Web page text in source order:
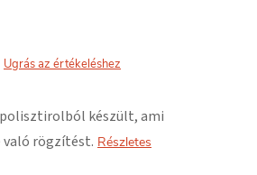
Ugrás az értékeléshez
készült, ami
rögzítést. Részletes